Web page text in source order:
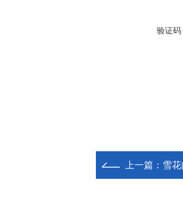
验证码
上一篇： 雪